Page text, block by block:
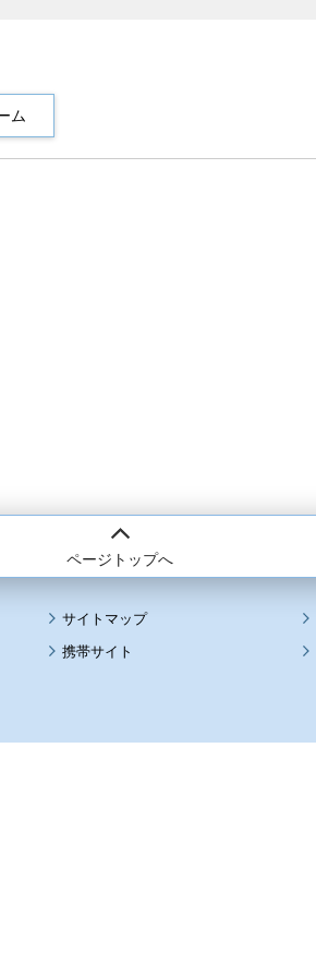
ページトップへ
サイトマップ
携帯サイト